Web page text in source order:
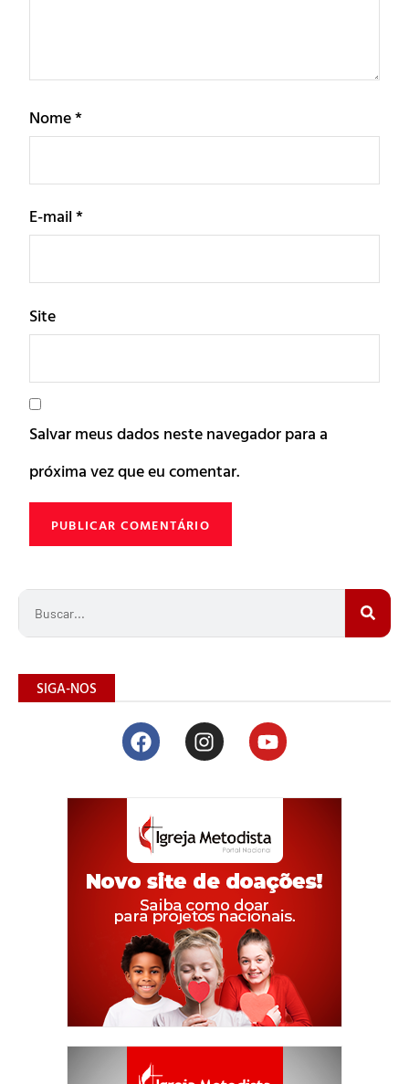
Nome*
E-mail*
Site
Salvar meus dados neste navegador para a
próxima vez que eu comentar.
SIGA-NOS